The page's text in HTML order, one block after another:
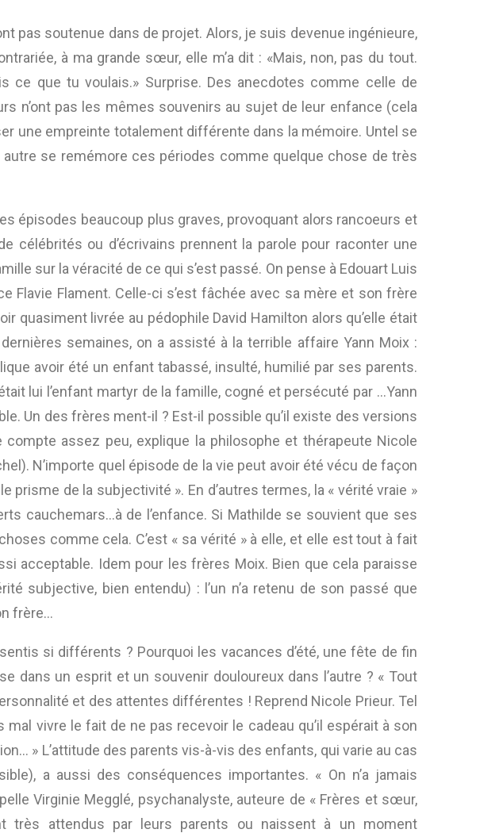
pas soutenue dans de projet. Alors, je suis devenue ingénieure,
à ma grande sœur, elle m’a dit : «Mais, non, pas du tout.
ce que tu voulais.» Surprise. Des anecdotes comme celle de
n’ont pas les mêmes souvenirs au sujet de leur enfance (cela
une empreinte totalement différente dans la mémoire. Untel se
se remémore ces périodes comme quelque chose de très
épisodes beaucoup plus graves, provoquant alors rancoeurs et
célébrités ou d’écrivains prennent la parole pour raconter une
sur la véracité de ce qui s’est passé. On pense à Edouart Luis
Flavie Flament. Celle-ci s’est fâchée avec sa mère et son frère
quasiment livrée au pédophile David Hamilton alors qu’elle était
semaines, on a assisté à la terrible affaire Yann Moix :
avoir été un enfant tabassé, insulté, humilié par ses parents.
lui l’enfant martyr de la famille, cogné et persécuté par …Yann
Un des frères ment-il ? Est-il possible qu’il existe des versions
assez peu, explique la philosophe et thérapeute Nicole
N’importe quel épisode de la vie peut avoir été vécu de façon
de la subjectivité ». En d’autres termes, la « vérité vraie »
cauchemars…à de l’enfance. Si Mathilde se souvient que ses
comme cela. C’est « sa vérité » à elle, et elle est tout à fait
acceptable. Idem pour les frères Moix. Bien que cela paraisse
subjective, bien entendu) : l’un n’a retenu de son passé que
frère…
si différents ? Pourquoi les vacances d’été, une fête de fin
dans un esprit et un souvenir douloureux dans l’autre ? « Tout
et des attentes différentes ! Reprend Nicole Prieur. Tel
vivre le fait de ne pas recevoir le cadeau qu’il espérait à son
» L’attitude des parents vis-à-vis des enfants, qui varie au cas
a aussi des conséquences importantes. « On n’a jamais
Virginie Megglé, psychanalyste, auteure de « Frères et sœur,
très attendus par leurs parents ou naissent à un moment